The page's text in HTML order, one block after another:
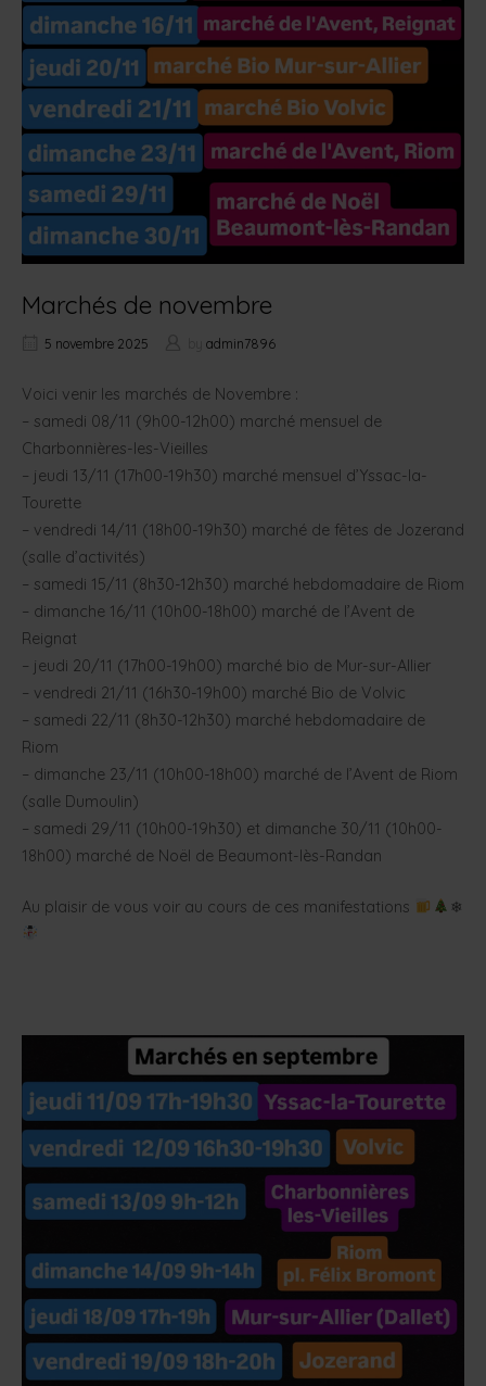
Marchés de novembre
5 novembre 2025 admin7896
Voici venir les marchés de Novembre :
– samedi 08/11 (9h00-12h00) marché mensuel de
Charbonnières-les-Vieilles
– jeudi 13/11 (17h00-19h30) marché mensuel d’Yssac-la-
Tourette
– vendredi 14/11 (18h00-19h30) marché de fêtes de Jozerand
(salle d’activités)
– samedi 15/11 (8h30-12h30) marché hebdomadaire de Riom
– dimanche 16/11 (10h00-18h00) marché de l’Avent de
Reignat
– jeudi 20/11 (17h00-19h00) marché bio de Mur-sur-Allier
– vendredi 21/11 (16h30-19h00) marché Bio de Volvic
– samedi 22/11 (8h30-12h30) marché hebdomadaire de
Riom
– dimanche 23/11 (10h00-18h00) marché de l’Avent de Riom
(salle Dumoulin)
– samedi 29/11 (10h00-19h30) et dimanche 30/11 (10h00-
18h00) marché de Noël de Beaumont-lès-Randan
Au plaisir de vous voir au cours de ces manifestations ❄